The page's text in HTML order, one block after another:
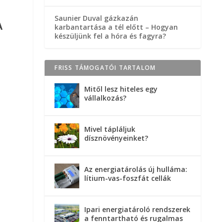
Saunier Duval gázkazán
karbantartása a tél előtt – Hogyan
készüljünk fel a hóra és fagyra?
FRISS TÁMOGATÓI TARTALOM
Mitől lesz hiteles egy
vállalkozás?
Mivel tápláljuk
dísznövényeinket?
Az energiatárolás új hulláma:
lítium-vas-foszfát cellák
Ipari energiatároló rendszerek
a fenntartható és rugalmas